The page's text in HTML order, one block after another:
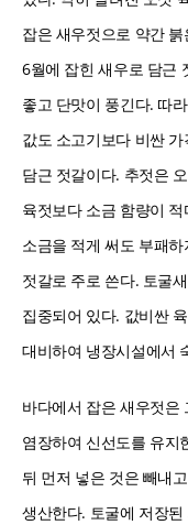
잡은 새우젓으로 약간
6월에 잡힌 새우로 담근
좋고 단맛이 풍긴다. 따
값도 소고기보다 비싼
담근 젓갈이다. 추젓은
육젓보다 소금 함량이
소금을 적게 써도 부패
젓갈로 주로 쓴다. 토굴
집중되어 있다. 값비싼
대비하여 냉장시설에서
바다에서 잡은 새우젓은
염장하여 신선도를 유지
뒤 먼저 넣은 것은 빼내
생산한다. 토굴에 저장